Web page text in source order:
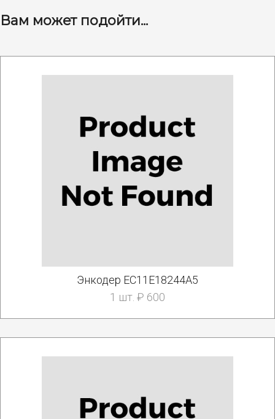
Вам может подойти...
Энкодер EC11E18244A5
1 шт. ₽ 600